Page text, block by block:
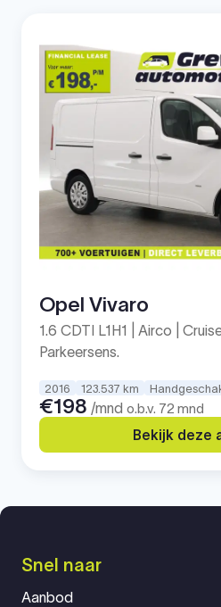
Opel Vivaro
1.6 CDTI L1H1 | Airco |
Parkeersens.
2016 123.537 km
€198 /mnd o.b.v. 72 mnd
Bekijk deze
Snel naar
Aanbod